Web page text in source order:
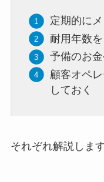
定期的に
耐用年数
予備のお
顧客オペ
しておく
それぞれ解説します